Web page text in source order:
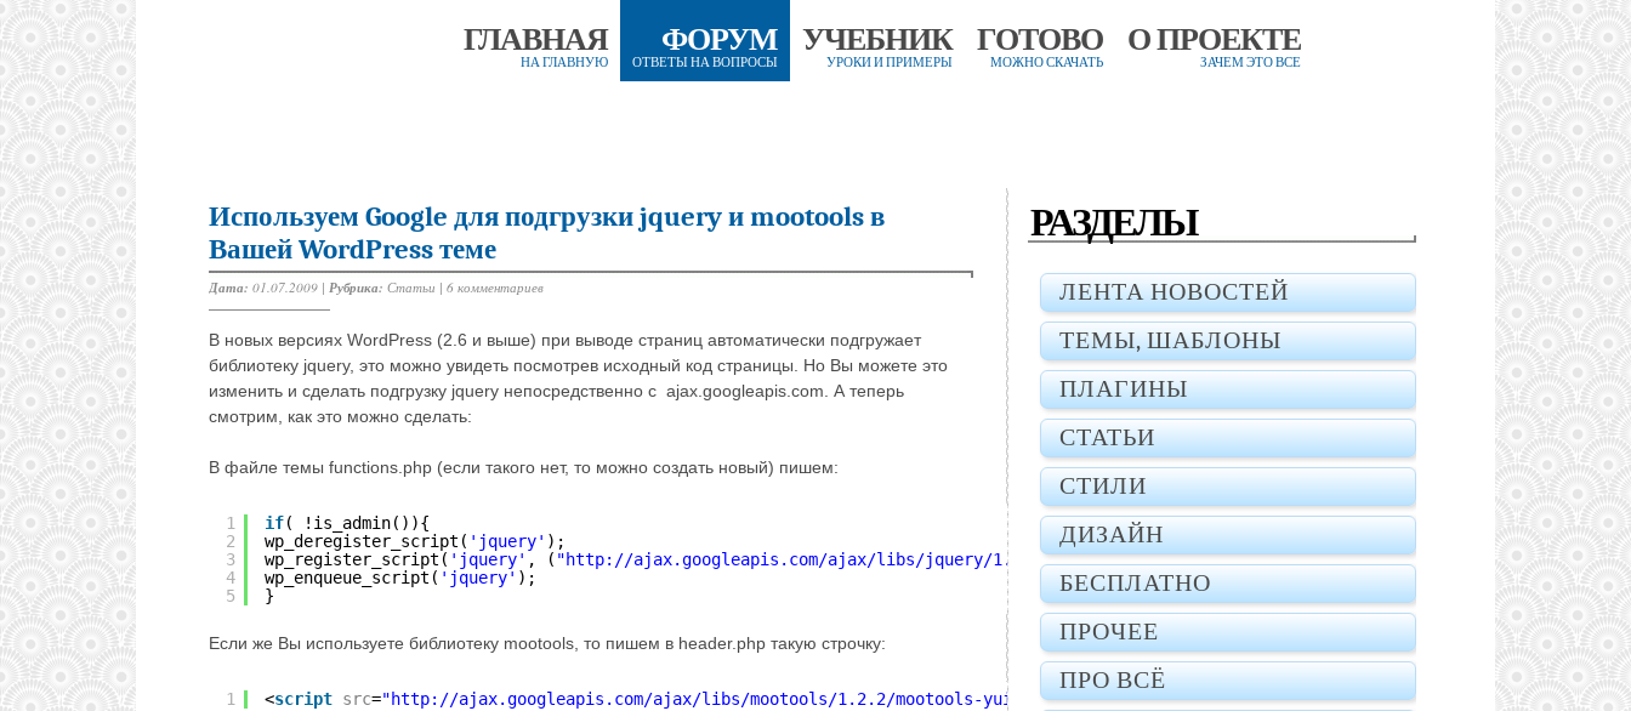
ГЛАВНАЯ
НА ГЛАВНУЮ
ФОРУМ
ОТВЕТЫ НА ВОПРОСЫ
УЧЕБНИК
УРОКИ И ПРИМЕРЫ
ГОТОВО
МОЖНО СКАЧАТЬ
О ПРОЕКТЕ
ЗАЧЕМ ЭТО ВСЕ
Используем Google для подгрузки jquery и mootools в
Вашей WordPress теме
Дата: 01.07.2009 | Рубрика: Статьи | 6 комментариев
В новых версиях WordPress (2.6 и выше) при выводе страниц автоматически подгружает
библиотеку jquery, это можно увидеть посмотрев исходный код страницы. Но Вы можете это
изменить и сделать подгрузку jquery непосредственно с ajax.googleapis.com. А теперь
смотрим, как это можно сделать:
В файле темы functions.php (если такого нет, то можно создать новый) пишем:
1
2
3
4
5
if( !is_admin()){
wp_deregister_script( 'jquery' );
wp_register_script( 'jquery' , ( "http://ajax.googleapis.com/ajax/libs/jquery/1.3.2/jquery.min.js"), false, '1.3.2');
wp_enqueue_script( 'jquery' );
}
Если же Вы используете библиотеку mootools, то пишем в header.php такую строчку:
1 <script src="http://ajax.googleapis.com/ajax/libs/mootools/1.2.2/mootools-yui-compressed.js" type="text/javascript"></script
РАЗДЕЛЫ
ЛЕНТА НОВОСТЕЙ
ТЕМЫ, ШАБЛОНЫ
ПЛАГИНЫ
СТАТЬИ
СТИЛИ
ДИЗАЙН
БЕСПЛАТНО
ПРОЧЕЕ
ПРО ВСЁ